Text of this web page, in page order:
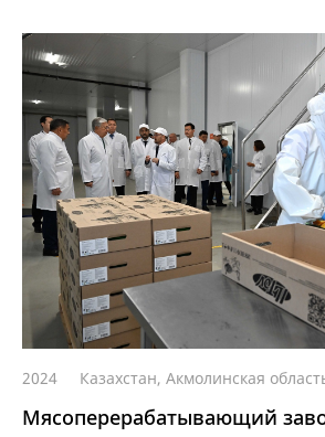
2024 Казахстан, Акмолинская
Мясоперерабатывающий